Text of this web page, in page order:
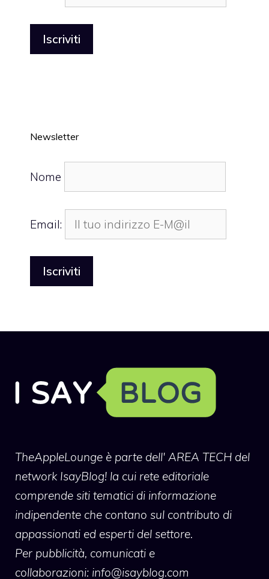
Newsletter
Nome
Email:
TheAppleLounge è parte dell' AREA TECH del
network IsayBlog! la cui rete editoriale
comprende siti tematici di informazione
indipendente che contano sul contributo di
appassionati ed esperti del settore.
Per pubblicità, comunicati e
collaborazioni: info@isayblog.com